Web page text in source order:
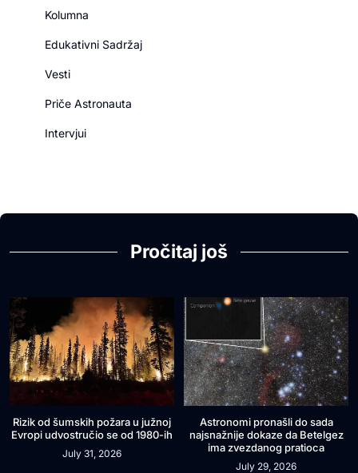
Kolumna
Edukativni Sadržaj
Vesti
Priče Astronauta
Intervjui
Pročitaj još
Rizik od šumskih požara u južnoj
Evropi udvostručio se od 1980-ih
July 31, 2026
Astronomi pronašli do sada
najsnažnije dokaze da Betelgez
ima zvezdanog pratioca
July 29, 2026